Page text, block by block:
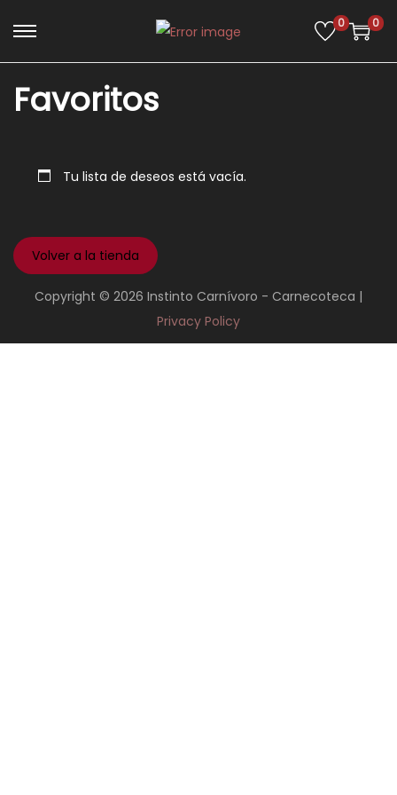
0 0
Favoritos
Tu lista de deseos está vacía.
Volver a la tienda
Copyright © 2026 Instinto Carnívoro - Carnecoteca |
Privacy Policy